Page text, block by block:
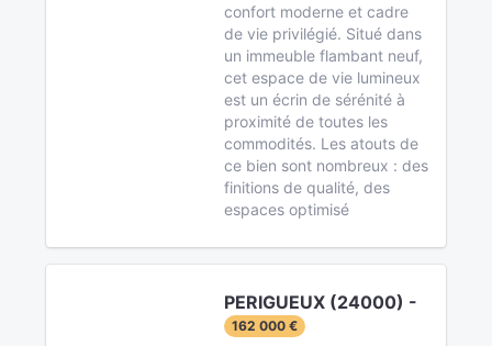
confort moderne et cadre
de vie privilégié. Situé dans
un immeuble flambant neuf,
cet espace de vie lumineux
est un écrin de sérénité à
proximité de toutes les
commodités. Les atouts de
ce bien sont nombreux : des
finitions de qualité, des
espaces optimisé
PERIGUEUX (24000) -
162 000 €